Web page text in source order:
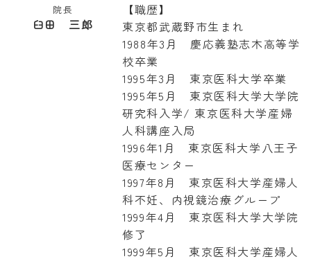
院長
臼田 三郎
【職歴】
東京都武蔵野市生まれ
1988年3月 慶応義塾志木高等学
校卒業
1995年3月 東京医科大学卒業
1995年5月 東京医科大学大学院
研究科入学/ 東京医科大学産婦
人科講座入局
1996年1月 東京医科大学八王子
医療センター
1997年8月 東京医科大学産婦人
科不妊、内視鏡治療グループ
1999年4月 東京医科大学大学院
修了
1999年5月 東京医科大学産婦人